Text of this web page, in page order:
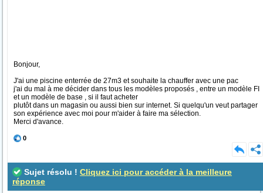
Bonjour,
J'ai une piscine enterrée de 27m3 et souhaite la chauffer avec une pac
j'ai du mal à me décider dans tous les modèles proposés , entre un modèle FI
et un modèle de base , si il faut acheter
plutôt dans un magasin ou aussi bien sur internet. Si quelqu'un veut partager
son expérience avec moi pour m'aider à faire ma sélection.
Merci d'avance.
0
Sujet résolu ! Cliquez ici pour accéder à la meilleure
réponse